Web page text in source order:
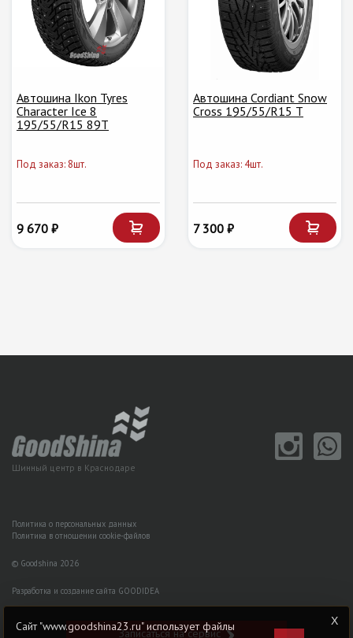
Автошина Ikon Tyres
Character Ice 8
195/55/R15 89T
Под заказ: 8шт.
9 670 ₽
Автошина Cordiant Snow
Cross 195/55/R15 T
Под заказ: 4шт.
7 300 ₽
Шинный центр в Краснодаре
Политика о персональных данных
Политика в отношении cookie-файлов
© Goodshina 2026
Разработка и создание сайта GOODIDEA
Записаться на сервис
Сайт "www.goodshina23.ru" использует файлы